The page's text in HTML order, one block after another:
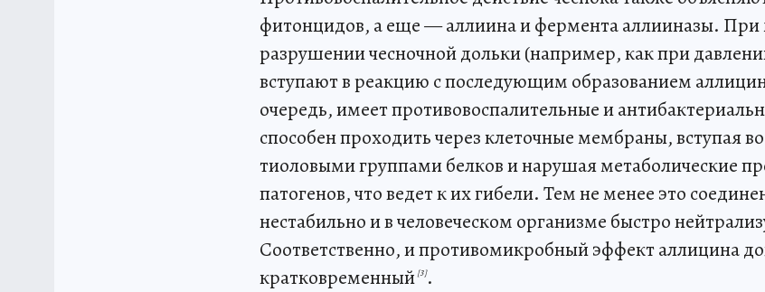
фитонцидов, а еще — аллиина и фермента аллииназы. При
разрушении чесночной дольки (например, как при
вступают в реакцию с последующим образованием
очередь, имеет противовоспалительные и
способен проходить через клеточные мембраны, вступая
тиоловыми группами белков и нарушая метаболические
патогенов, что ведет к их гибели. Тем не менее это
нестабильно и в человеческом организме быстро
Соответственно, и противомикробный эффект аллицина
кратковременный [3].